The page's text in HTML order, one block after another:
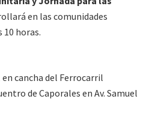
en las comunidades
horas.
cancha del Ferrocarril
de Caporales en Av. Samuel